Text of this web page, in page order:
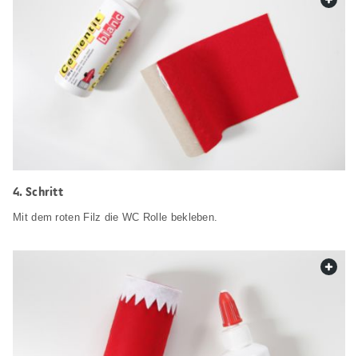
Schritt
Mit dem roten Filz die WC Rolle bekleben.